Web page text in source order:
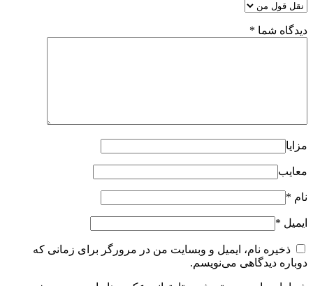
دیدگاه شما *
مزایا
معایب
نام *
ایمیل *
ذخیره نام، ایمیل و وبسایت من در مرورگر برای زمانی که
دوباره دیدگاهی می‌نویسم.